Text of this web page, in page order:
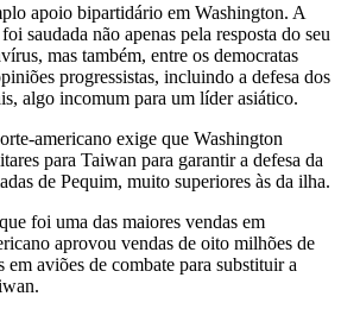
apoio bipartidário em Washington. A
saudada não apenas pela resposta do seu
mas também, entre os democratas
progressistas, incluindo a defesa dos
algo incomum para um líder asiático.
americano exige que Washington
para Taiwan para garantir a defesa da
de Pequim, muito superiores às da ilha.
foi uma das maiores vendas em
aprovou vendas de oito milhões de
em aviões de combate para substituir a